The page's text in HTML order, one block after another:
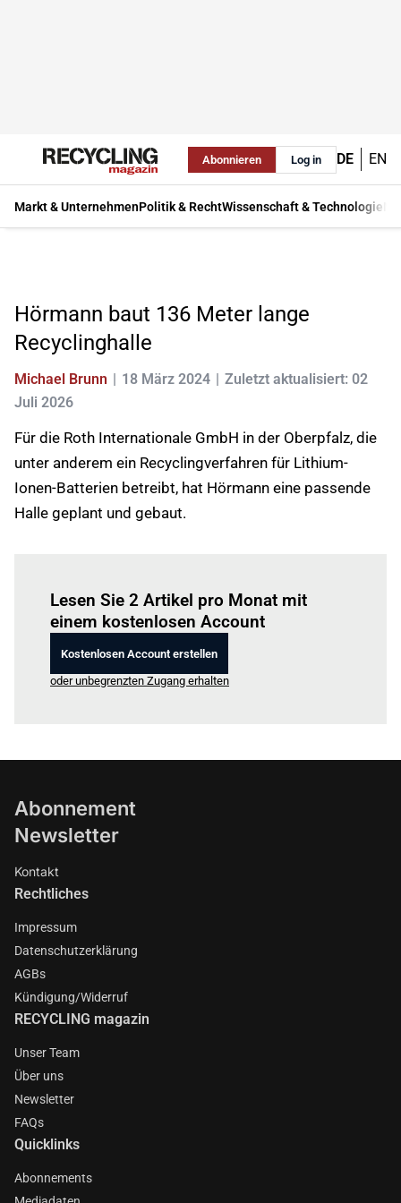
Abonnieren Log in DE EN
Markt & UnternehmenPolitik & RechtWissenschaft & Technologie
Hörmann baut 136 Meter lange
Recyclinghalle
Michael Brunn 18 März 2024
Zuletzt aktualisiert: 02
Juli 2026
Für die Roth Internationale GmbH in der Oberpfalz, die
unter anderem ein Recyclingverfahren für Lithium-
Ionen-Batterien betreibt, hat Hörmann eine passende
Halle geplant und gebaut.
Lesen Sie 2 Artikel pro Monat mit
einem kostenlosen Account
Kostenlosen Account erstellen
oder unbegrenzten Zugang erhalten
Abonnement
Newsletter
Kontakt
Rechtliches
Impressum
Datenschutzerklärung
AGBs
Kündigung/Widerruf
RECYCLING magazin
Unser Team
Über uns
Newsletter
FAQs
Quicklinks
Abonnements